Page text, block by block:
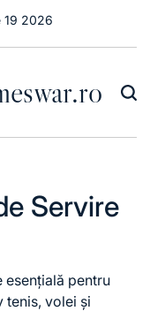
19 2026
Servire
esențială pentru
tenis, volei și